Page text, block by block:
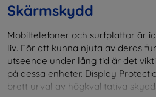
Skärmskydd
Mobiltelefoner och surfplattor är
liv. För att kunna njuta av deras
utseende under lång tid är det
på dessa enheter. Display
brett urval av högkvalitativa